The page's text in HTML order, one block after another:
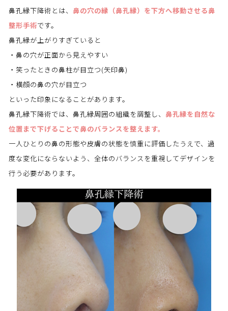
鼻孔縁下降術とは、 鼻の穴の縁（鼻孔縁）を下方へ移動させる鼻
整形手術です。
鼻孔縁が上がりすぎていると
・鼻の穴が正面から見えやすい
・笑ったときの鼻柱が目立つ(矢印鼻)
・横顔の鼻の穴が目立つ
といった印象になることがあります。
鼻孔縁下降術では、鼻孔縁周囲の組織を調整し、 鼻孔縁を自然な
位置まで下げることで鼻のバランスを整えます。
一人ひとりの鼻の形態や皮膚の状態を慎重に評価したうえで、過
度な変化にならないよう、全体のバランスを重視してデザインを
行う必要があります。